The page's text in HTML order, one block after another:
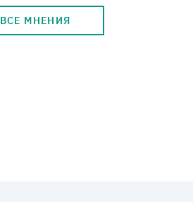
ВСЕ МНЕНИЯ